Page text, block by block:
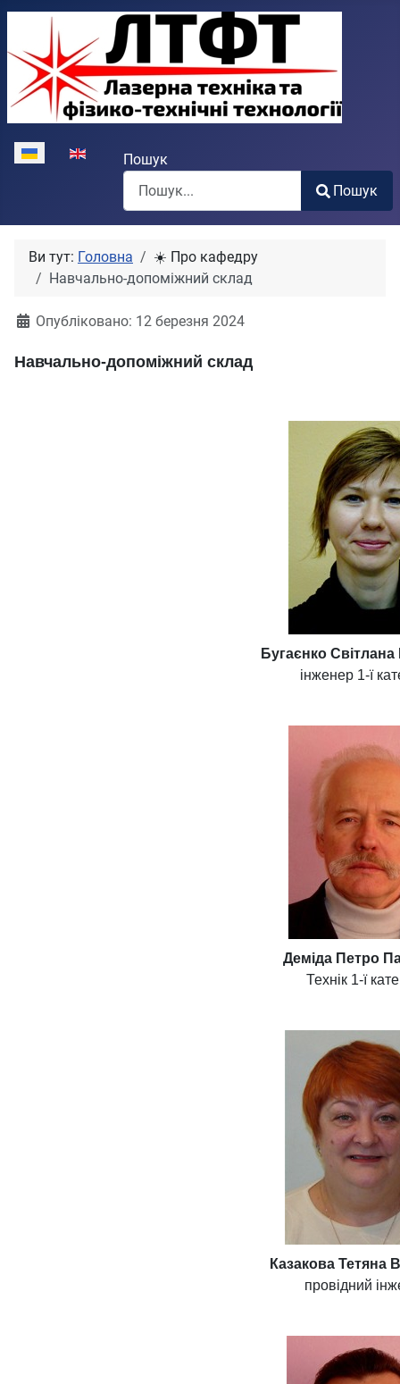
Виберіть свою мовуПошук
Пошук
Ви тут: Головна
☀️ Про кафедру
Навчально-допоміжний склад
Опубліковано: 12 березня 2024
Навчально-допоміжний склад
Бугаєнко Світлана
інженер 1-ї
Деміда Петро
Технік 1-ї
Казакова Тетяна
провідний